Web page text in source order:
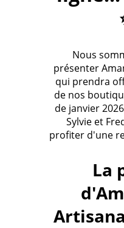
Nous
présenter
qui prendra
de nos
de janvier
Sylvie et
profiter d'une
La